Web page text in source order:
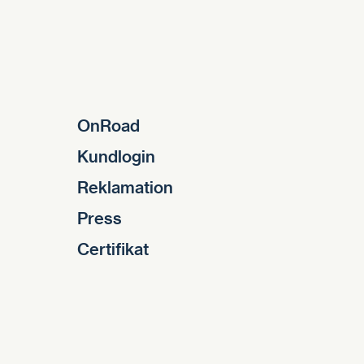
OnRoad
Kundlogin
Reklamation
Press
Certifikat